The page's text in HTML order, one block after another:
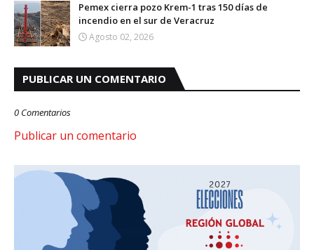
Pemex cierra pozo Krem-1 tras 150 días de
incendio en el sur de Veracruz
Agosto 02, 2026
PUBLICAR UN COMENTARIO
0 Comentarios
Publicar un comentario